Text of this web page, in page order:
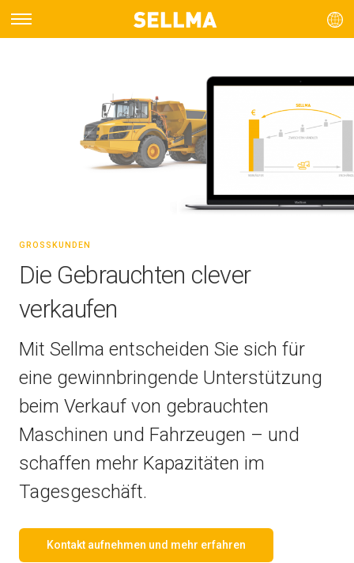
GROSSKUNDEN
Die Gebrauchten clever
verkaufen
Mit Sellma entscheiden Sie sich für
eine gewinnbringende Unterstützung
beim Verkauf von gebrauchten
Maschinen und Fahrzeugen – und
schaffen mehr Kapazitäten im
Tagesgeschäft.
Kontakt aufnehmen und mehr erfahren